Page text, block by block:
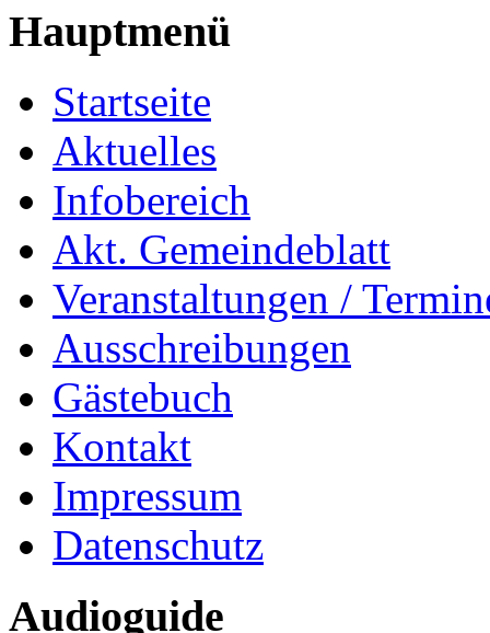
Hauptmenü
Startseite
Aktuelles
Infobereich
Akt. Gemeindeblatt
Veranstaltungen /
Ausschreibungen
Gästebuch
Kontakt
Impressum
Datenschutz
Audioguide